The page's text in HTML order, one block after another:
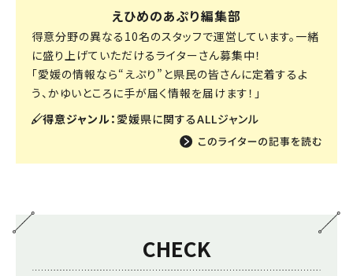
えひめのあぷり編集部
得意分野の異なる10名のスタッフで運営しています。一緒
に盛り上げていただけるライターさん募集中！
「愛媛の情報なら“えぷり”と県民の皆さんに定着するよ
う、かゆいところに手が届く情報を届けます！」
得意ジャンル： 愛媛県に関するALLジャンル
CHECK